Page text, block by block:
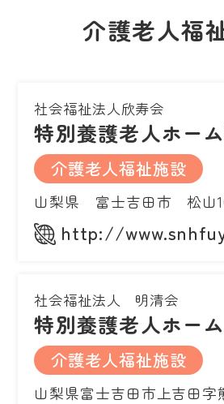
介護老人福
社会福祉法人欣寿会
特別養護老人ホー
介護老人福祉施設
山梨県 富士吉田市 松山
http://
社会福祉法人 明清会
特別養護老人ホー
介護老人福祉施設
山梨県富士吉田市上吉田字